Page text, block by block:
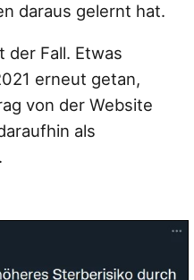
daraus gelernt hat.
der Fall. Etwas
erneut getan,
von der Website
als